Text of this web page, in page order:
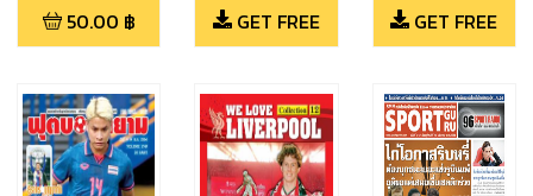
50.00 ฿ GET FREE GET FREE